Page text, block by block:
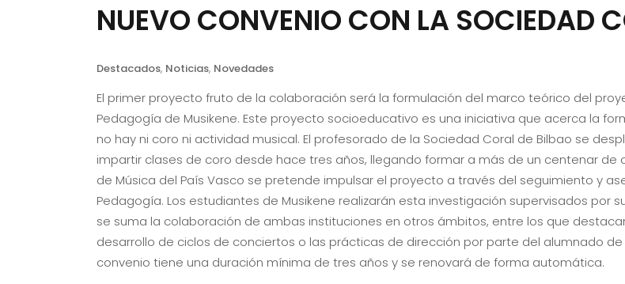
NUEVO CONVENIO CON LA SOCIEDAD
Destacados, Noticias, Novedades
El primer proyecto fruto de la colaboración será la formulación del marco teórico del
Pedagogía de Musikene. Este proyecto socioeducativo es una iniciativa que acerca la
no hay ni coro ni actividad musical. El profesorado de la Sociedad Coral de Bilbao se
impartir clases de coro desde hace tres años, llegando formar a más de un centenar de
de Música del País Vasco se pretende impulsar el proyecto a través del seguimiento y
Pedagogía. Los estudiantes de Musikene realizarán esta investigación supervisados por
se suma la colaboración de ambas instituciones en otros ámbitos, entre los que
desarrollo de ciclos de conciertos o las prácticas de dirección por parte del alumnado
convenio tiene una duración mínima de tres años y se renovará de forma automática.